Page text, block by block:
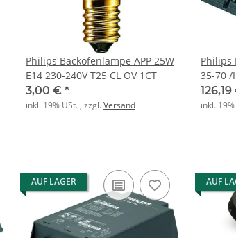
Philips Backofenlampe APP 25W
E14 230-240V T25 CL OV 1CT
3,00 € *
inkl. 19% USt. , zzgl.Versand
Philips
35-70 /
inkl.
AUF LAGER AUF